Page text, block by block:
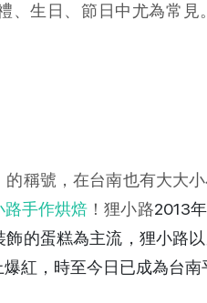
、生日、節日中尤為常
稱號，在台南也有大大
路手作烘焙 ！狸小路2013
的蛋糕為主流，狸小路
紅，時至今日已成為台南